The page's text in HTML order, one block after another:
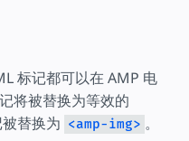
标记都可以在 AMP 电
将被替换为等效的
替换为 <amp-img> 。